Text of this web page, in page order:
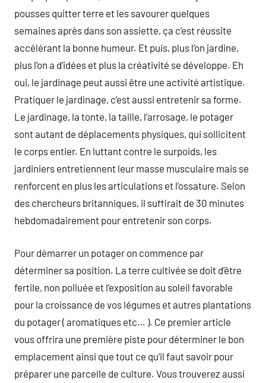
pousses quitter terre et les savourer quelques
semaines après dans son assiette, ça c’est réussite
accélérant la bonne humeur. Et puis, plus l’on jardine,
plus l’on a d’idées et plus la créativité se développe. Eh
oui, le jardinage peut aussi être une activité artistique.
Pratiquer le jardinage, c’est aussi entretenir sa forme.
Le jardinage, la tonte, la taille, l’arrosage, le potager
sont autant de déplacements physiques, qui sollicitent
le corps entier. En luttant contre le surpoids, les
jardiniers entretiennent leur masse musculaire mais se
renforcent en plus les articulations et l’ossature. Selon
des chercheurs britanniques, il suffirait de 30 minutes
hebdomadairement pour entretenir son corps.
Pour démarrer un potager on commence par
déterminer sa position. La terre cultivée se doit d’être
fertile, non polluée et l’exposition au soleil favorable
pour la croissance de vos légumes et autres plantations
du potager ( aromatiques etc… ). Ce premier article
vous offrira une première piste pour déterminer le bon
emplacement ainsi que tout ce qu’il faut savoir pour
préparer une parcelle de culture. Vous trouverez aussi